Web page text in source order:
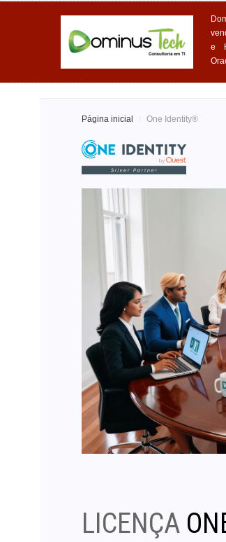
e
Página inicial One Identity®
LICENÇA